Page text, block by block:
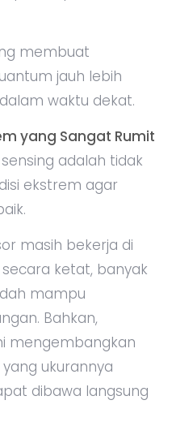
membuat
jauh lebih
waktu dekat.
yang Sangat Rumit
adalah tidak
ekstrem agar
masih bekerja di
ketat, banyak
mampu
Bahkan,
mengembangkan
ukurannya
dibawa langsung